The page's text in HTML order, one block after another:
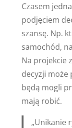
Czasem
podjęciem
szansę. Np.
samochód,
Na projekcie
decyzji może
będą mogli
mają robić.
„Unikanie